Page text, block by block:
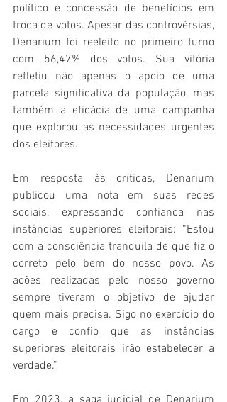
político e concessão de benefícios em
troca de votos. Apesar das controvérsias,
Denarium foi reeleito no primeiro turno
com 56,47% dos votos. Sua vitória
refletiu não apenas o apoio de uma
parcela significativa da população, mas
também a eficácia de uma campanha
que explorou as necessidades urgentes
dos eleitores.
Em resposta às críticas, Denarium
publicou uma nota em suas redes
sociais, expressando confiança nas
instâncias superiores eleitorais: “Estou
com a consciência tranquila de que fiz o
correto pelo bem do nosso povo. As
ações realizadas pelo nosso governo
sempre tiveram o objetivo de ajudar
quem mais precisa. Sigo no exercício do
cargo e confio que as instâncias
superiores eleitorais irão estabelecer a
verdade.”